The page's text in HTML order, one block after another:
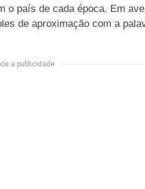
o país de cada época. Em
de aproximação com a
a publicidade